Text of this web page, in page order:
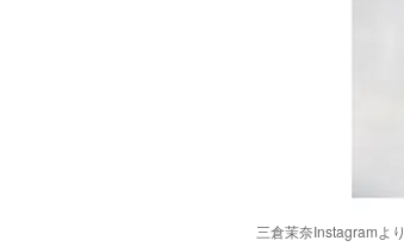
三倉茉奈Instagramより